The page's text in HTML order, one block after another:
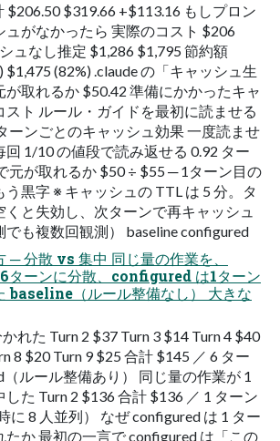
$206.50 $319.66 +$113.16 もしプロン
ュがなかったら 実際のコスト $206
ュなし推定 $1,286 $1,795 節約額
$1,475 (82%) .claude の「キャッシュ生
が取れるか $50.42 準備にかかったキャ
スト ルール・ガイドを最初に読ませる
ーンごとのキャッシュ効果 一度読ませ
回 1/10 の値段で読み返せる 0.92 ター
元が取れるか $50 ÷ $55 ─ 1ターン目の
黒字 ※ キャッシュの TTL は 5 分。タ
くと失効し、次ターンで再キャッシュ
でも複数回観測） baseline configured
─ 分散 vs 集中 同じ量の作業を、
ーンに分散、configured は1ターン
baseline（ルール整備なし） 大きな
れた Turn 2 $37 Turn 3 $14 Turn 4 $40
8 $20 Turn 9 $25 合計 $145 ／ 6 ター
（ルール整備あり） 同じ量の作業が 1
した Turn 2 $136 合計 $136 ／ 1 ターン
に 8 人並列） なぜ configured は 1 ター
たか 最初の一言で configured は「この